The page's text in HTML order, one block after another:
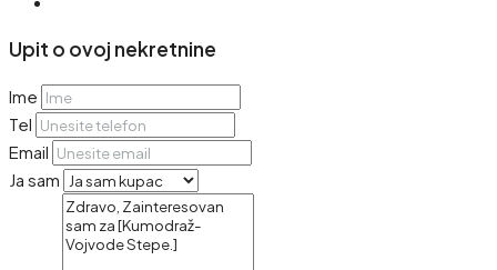
Upit o ovoj nekretnine
Ime
Tel
Email
Ja sam